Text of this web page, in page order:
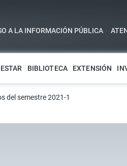
A LA INFORMACIÓN PÚBLICA
BIBLIOTECA EXTENSIÓN
del semestre 2021-1